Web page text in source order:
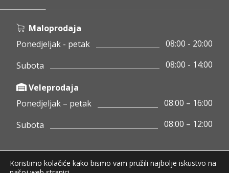
Maloprodaja
Ponedjeljak - petak
08:00 - 20:00
Subota
08:00 - 14:00
Veleprodaja
Ponedjeljak – petak
08:00 – 16:00
Subota
08:00 – 12:00
Koristimo kolačiće kako bismo vam pružili najbolje iskustvo na